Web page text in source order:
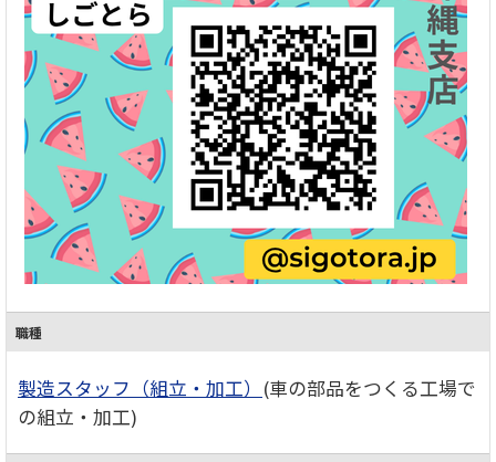
職種
製造スタッフ（組立・加工） (車の部品をつくる工場で
の組立・加工)